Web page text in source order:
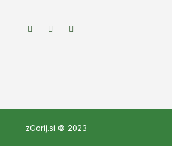
zGorij.si © 2023